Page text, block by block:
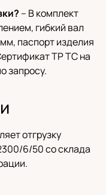
– В комплект
гибкий вал
паспорт изделия
ТР ТС на
запросу.
отгрузку
6/50 со склада